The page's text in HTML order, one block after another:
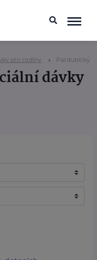
pro rodiny Pardubický
dávky